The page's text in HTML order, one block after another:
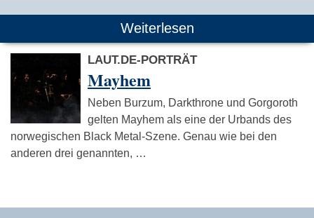
Weiterlesen
LAUT.DE-PORTRÄT
Mayhem
Neben Burzum, Darkthrone und Gorgoroth
gelten Mayhem als eine der Urbands des
norwegischen Black Metal-Szene. Genau wie bei den
anderen drei genannten, …